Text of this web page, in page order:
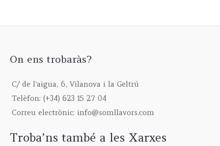
On ens trobaràs?
C/ de l'aigua, 6, Vilanova i la Geltrú
Telèfon: (+34) 623 15 27 04
Correu electrònic: info@somllavors.com
Troba’ns també a les Xarxes